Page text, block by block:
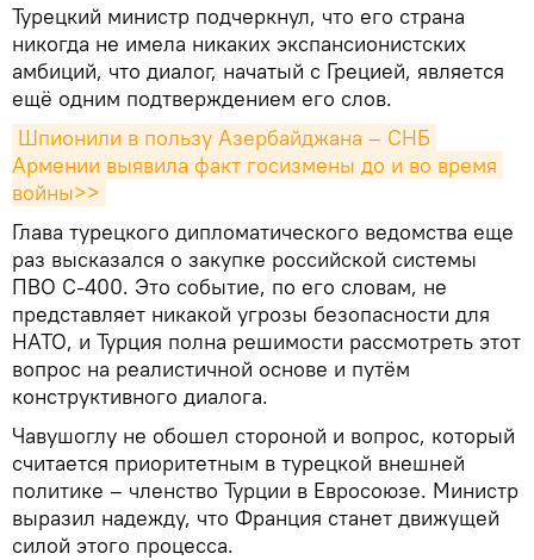
Турецкий министр подчеркнул, что его страна
никогда не имела никаких экспансионистских
амбиций, что диалог, начатый с Грецией, является
ещё одним подтверждением его слов.
Шпионили в пользу Азербайджана – СНБ
Армении выявила факт госизмены до и во время
войны>>
Глава турецкого дипломатического ведомства еще
раз высказался о закупке российской системы
ПВО С-400. Это событие, по его словам, не
представляет никакой угрозы безопасности для
НАТО, и Турция полна решимости рассмотреть этот
вопрос на реалистичной основе и путём
конструктивного диалога.
Чавушоглу не обошел стороной и вопрос, который
считается приоритетным в турецкой внешней
политике – членство Турции в Евросоюзе. Министр
выразил надежду, что Франция станет движущей
силой этого процесса.